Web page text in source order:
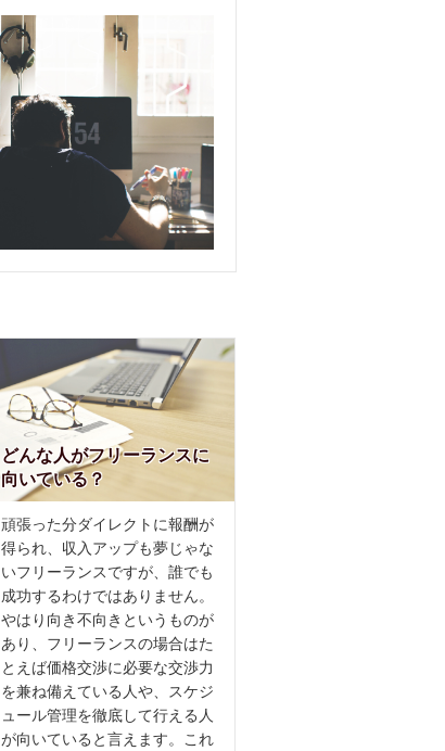
どんな人がフリーランスに
向いている？
頑張った分ダイレクトに報酬が
得られ、収入アップも夢じゃな
いフリーランスですが、誰でも
成功するわけではありません。
やはり向き不向きというものが
あり、フリーランスの場合はた
とえば価格交渉に必要な交渉力
を兼ね備えている人や、スケジ
ュール管理を徹底して行える人
が向いていると言えます。これ